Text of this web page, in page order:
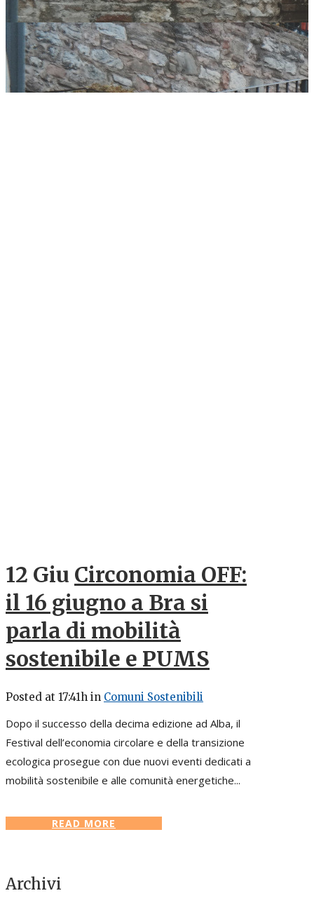
12 Giu Circonomia OFF:
il 16 giugno a Bra si
parla di mobilità
sostenibile e PUMS
Posted at 17:41h in Comuni Sostenibili
Dopo il successo della decima edizione ad Alba, il
Festival dell’economia circolare e della transizione
ecologica prosegue con due nuovi eventi dedicati a
mobilità sostenibile e alle comunità energetiche...
READ MORE
Archivi